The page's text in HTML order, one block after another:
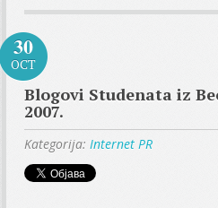
30
OCT
Blogovi Studenata iz
2007.
Kategorija: Internet PR